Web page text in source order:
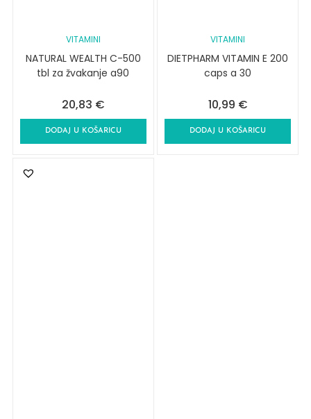
VITAMINI
NATURAL WEALTH C-500
tbl za žvakanje a90
20,83 €
DODAJ U KOŠARICU
VITAMINI
DIETPHARM VITAMIN E 200
caps a 30
10,99 €
DODAJ U KOŠARICU